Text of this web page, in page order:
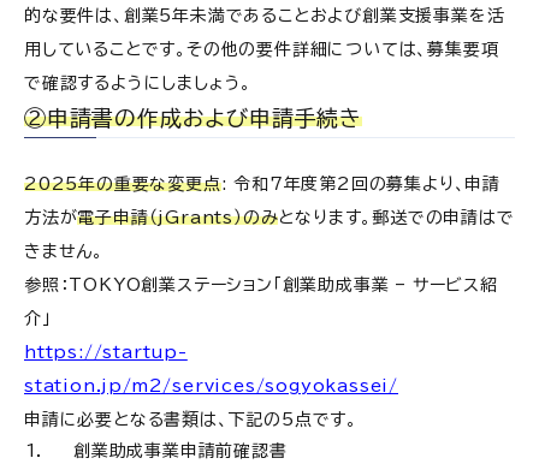
的な要件は、創業5年未満であることおよび創業支援事業を活
用していることです。その他の要件詳細については、募集要項
で確認するようにしましょう。
②申請書の作成および申請手続き
2025年の重要な変更点: 令和7年度第2回の募集より、申請
方法が電子申請（jGrants）のみとなります。郵送での申請はで
きません。
参照：TOKYO創業ステーション「創業助成事業 – サービス紹
介」
https://startup-
station.jp/m2/services/sogyokassei/
申請に必要となる書類は、下記の5点です。
創業助成事業申請前確認書